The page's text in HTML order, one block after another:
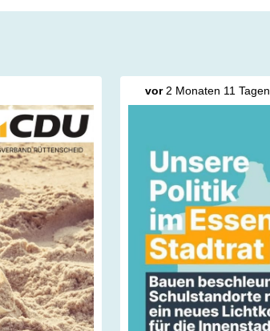
vor2 Monaten 11 Tagen